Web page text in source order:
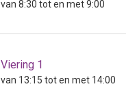
van 8:30 tot en met 9:00
Viering 1
van 13:15 tot en met 14:00